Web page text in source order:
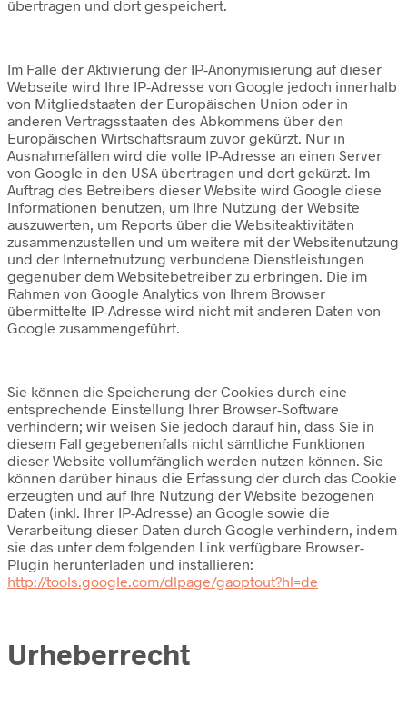
übertragen und dort gespeichert.
Im Falle der Aktivierung der IP-Anonymisierung auf dieser
Webseite wird Ihre IP-Adresse von Google jedoch innerhalb
von Mitgliedstaaten der Europäischen Union oder in
anderen Vertragsstaaten des Abkommens über den
Europäischen Wirtschaftsraum zuvor gekürzt. Nur in
Ausnahmefällen wird die volle IP-Adresse an einen Server
von Google in den USA übertragen und dort gekürzt. Im
Auftrag des Betreibers dieser Website wird Google diese
Informationen benutzen, um Ihre Nutzung der Website
auszuwerten, um Reports über die Websiteaktivitäten
zusammenzustellen und um weitere mit der Websitenutzung
und der Internetnutzung verbundene Dienstleistungen
gegenüber dem Websitebetreiber zu erbringen. Die im
Rahmen von Google Analytics von Ihrem Browser
übermittelte IP-Adresse wird nicht mit anderen Daten von
Google zusammengeführt.
Sie können die Speicherung der Cookies durch eine
entsprechende Einstellung Ihrer Browser-Software
verhindern; wir weisen Sie jedoch darauf hin, dass Sie in
diesem Fall gegebenenfalls nicht sämtliche Funktionen
dieser Website vollumfänglich werden nutzen können. Sie
können darüber hinaus die Erfassung der durch das Cookie
erzeugten und auf Ihre Nutzung der Website bezogenen
Daten (inkl. Ihrer IP-Adresse) an Google sowie die
Verarbeitung dieser Daten durch Google verhindern, indem
sie das unter dem folgenden Link verfügbare Browser-
Plugin herunterladen und installieren:
http://tools.google.com/dlpage/gaoptout?hl=de
Urheberrecht